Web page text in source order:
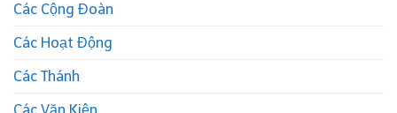
Các Cộng Đoàn
Các Hoạt Động
Các Thánh